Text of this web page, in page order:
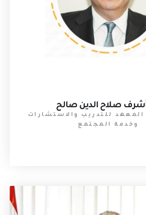
أشرف صلاح الدين صالح
للتدريب والاستشارات
وخدمة المجتمع